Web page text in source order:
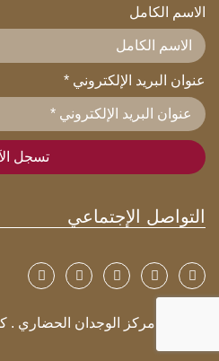
الاسم الكامل
عنوان البريد الإلكتروني *
التواصل الإجتماعي